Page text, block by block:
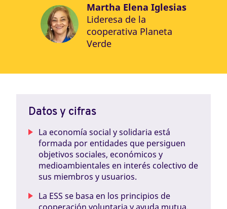
Martha Elena Iglesias
Lideresa de la
cooperativa Planeta
Verde
Datos y cifras
La economía social y solidaria está
formada por entidades que persiguen
objetivos sociales, económicos y
medioambientales en interés colectivo de
sus miembros y usuarios.
La ESS se basa en los principios de
cooperación voluntaria y ayuda mutua,